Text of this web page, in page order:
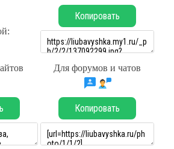
Копировать
Для форумов и чатов
Копировать